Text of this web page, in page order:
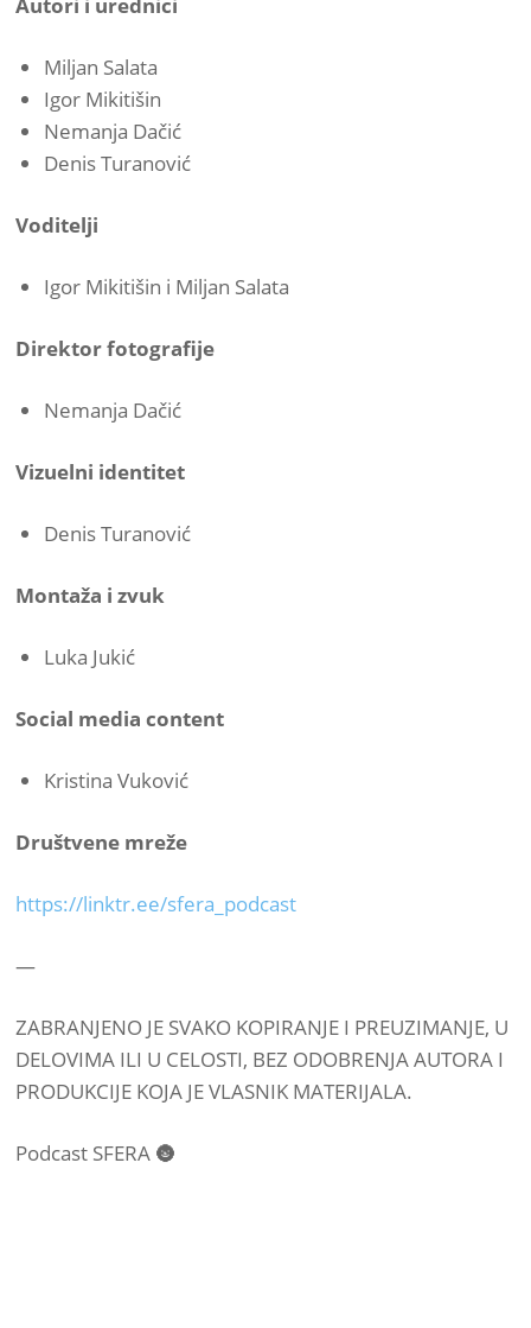
Miljan Salata
Igor Mikitišin
Nemanja Dačić
Denis Turanović
Voditelji
Igor Mikitišin i Miljan Salata
Direktor fotografije
Nemanja Dačić
Vizuelni identitet
Denis Turanović
Montaža i zvuk
Luka Jukić
Social media content
Kristina Vuković
Društvene mreže
https://linktr.ee/sfera_podcast
—
ZABRANJENO JE SVAKO KOPIRANJE I PREUZIMANJE, U
DELOVIMA ILI U CELOSTI, BEZ ODOBRENJA AUTORA I
PRODUKCIJE KOJA JE VLASNIK MATERIJALA.
Podcast SFERA 🌚